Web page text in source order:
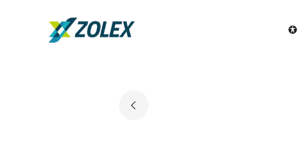
Go to landing page.